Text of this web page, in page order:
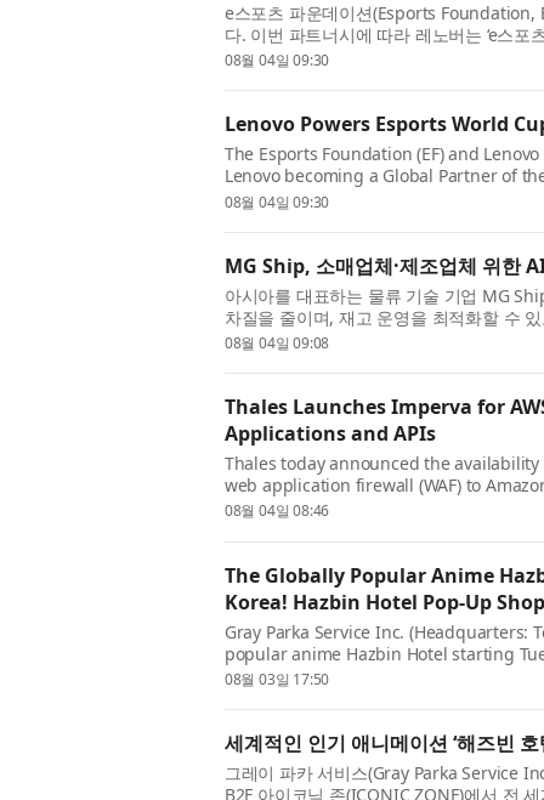
e스포츠 파운데이션(Esports Foundation,
다. 이번 파트너시에 따라 레노버는 ‘e스
글로벌 파트너가 되어 고성능 리전 게이밍
08월 04일 09:30
Lenovo Powers Esports World
The Esports Foundation (EF) and
Lenovo becoming a Global Partner of
world’s largest esports event with its
08월 04일 09:30
MG Ship, 소매업체·제조업체 위한
아시아를 대표하는 물류 기술 기업 MG
차질을 줄이며, 재고 운영을 최적화할 수
폼을 출시했다고 밝혔다. 회사는 플랫폼
08월 04일 09:08
Thales Launches Imperva for
Applications and APIs
Thales today announced the
web application firewall (WAF) to
offering. Built on key AWS services,
08월 04일 08:46
The Globally Popular Anime
Korea! Hazbin Hotel Pop-Up
Gray Parka Service Inc. (Headquarters:
popular anime Hazbin Hotel starting
of The Hyundai Seoul in South Korea.
08월 03일 17:50
세계적인 인기 애니메이션 ‘해즈빈
그레이 파카 서비스(Gray Parka Service
B2F 아이코닉 존(ICONIC ZONE)에서 전